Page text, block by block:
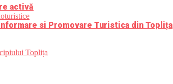
activă
si Promovare Turistica din Toplița
Toplița